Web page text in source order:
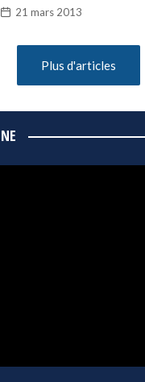
21 mars 2013
Plus d'articles